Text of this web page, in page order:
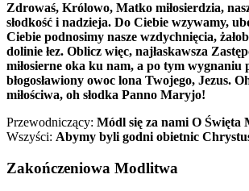
Zdrowaś, Królowo, Matko miłosierdzia,
słodkość i nadzieja. Do Ciebie wzywamy,
Ciebie podnosimy nasze wzdychnięcia,
dolinie łez. Oblicz więc, najłaskawsza
miłosierne oka ku nam, a po tym wygnaniu
błogosławiony owoc lona Twojego, Jezus.
miłościwa, oh słodka Panno Maryjo!
Przewodniczący: Módl się za nami O Święta
Wszyści: Abymy byli godni obietnic
Zakończeniowa Modlitwa